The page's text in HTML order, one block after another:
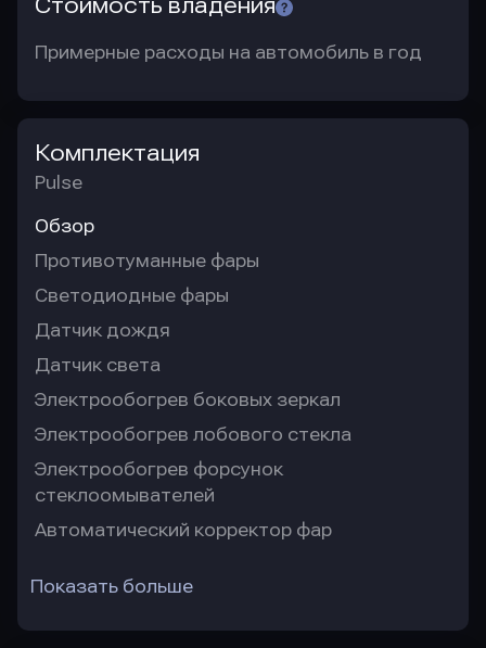
Стоимость владения
Примерные расходы на автомобиль в год
Комплектация
Pulse
Обзор
Противотуманные фары
Светодиодные фары
Датчик дождя
Датчик света
Электрообогрев боковых зеркал
Электрообогрев лобового стекла
Электрообогрев форсунок
стеклоомывателей
Автоматический корректор фар
Показать больше